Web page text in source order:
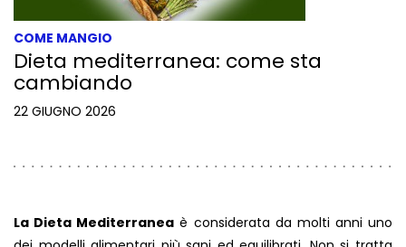
COME MANGIO
Dieta mediterranea: come sta
cambiando
22 GIUGNO 2026
La Dieta Mediterranea è considerata da molti anni uno